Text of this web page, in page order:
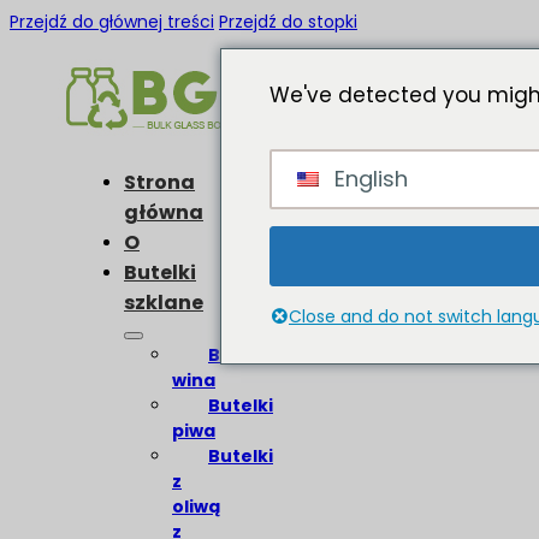
Przejdź do głównej treści Przejdź do stopki
Strona
główna
O
Butelki
szklane
Butelki
wina
Butelki
piwa
Butelki
z
oliwą
z
We've detected you
English
Close and do not switch